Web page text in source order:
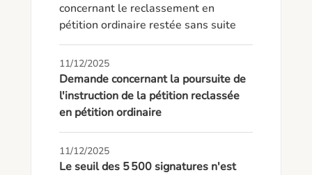
concernant le reclassement en
pétition ordinaire restée sans suite
11/12/2025
Demande concernant la poursuite de
l'instruction de la pétition reclassée
en pétition ordinaire
11/12/2025
Le seuil des 5 500 signatures n'est